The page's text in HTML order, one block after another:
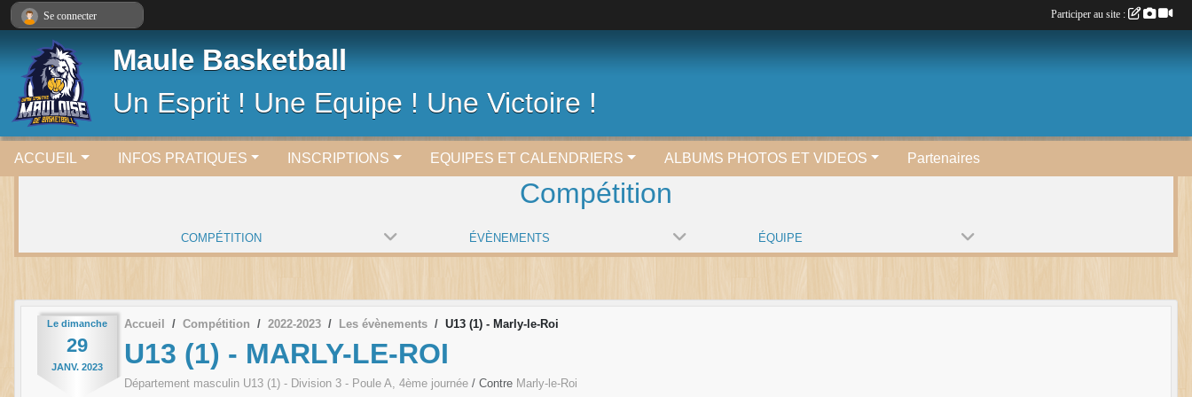
Maule Basketball
Un Esprit ! Une Equipe ! Une Victoire !
ACCUEIL INFOS PRATIQUES INSCRIPTIONS EQUIPES ET CALENDRIERS ALBUMS PHOTOS ET VIDEOS Partenaires
Compétition
COMPÉTITION ÉVÈNEMENTS ÉQUIPE
Le dimanche
29
JANV. 2023
Accueil Compétition 2022-2023 Les évènements U13 (1) - Marly-le-Roi
U13 (1) - MARLY-LE-ROI
Département masculin U13 (1) - Division 3 - Poule A, 4ème journée / Contre Marly-le-Roi
Se connecter Participer au site :
Panneau de gestion des cookies